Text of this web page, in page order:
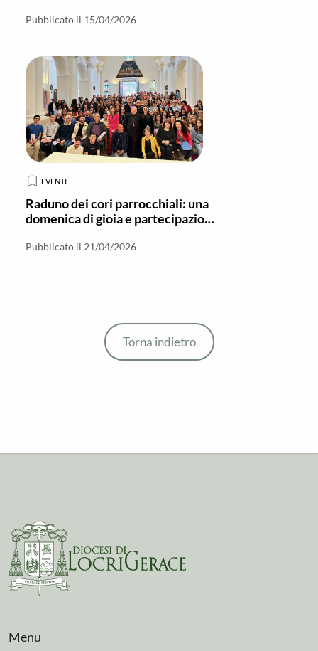
Pubblicato il 15/04/2026
EVENTI
Raduno dei cori parrocchiali: una
domenica di gioia e partecipazione
Pubblicato il 21/04/2026
Torna indietro
Menu